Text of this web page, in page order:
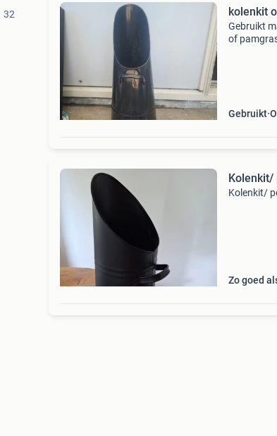
32 kolenkit
Gebruikt
of
Gebruikt
Kolenkit/
Kolenkit/
Zo goed